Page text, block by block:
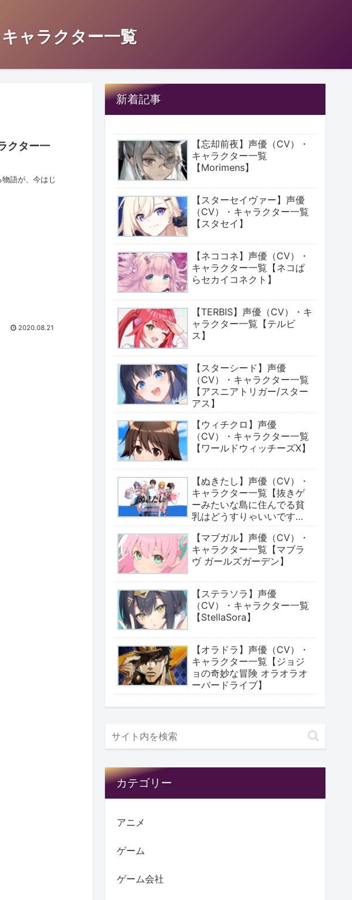
ャラクター一覧
クター一
語が、今はじ
2020.08.21
新着記事
【忘却前夜】声優（CV）・
キャラクター一覧
【Morimens】
【スターセイヴァー】声優
（CV）・キャラクター一覧
【スタセイ】
【ネココネ】声優（CV）・
キャラクター一覧【ネコぱ
らセカイコネクト】
【TERBIS】声優（CV）・キ
ャラクター一覧【テルビ
ス】
【スターシード】声優
（CV）・キャラクター一覧
【アスニアトリガー/スター
アス】
【ウィチクロ】声優
（CV）・キャラクター一覧
【ワールドウィッチーズX】
【ぬきたし】声優（CV）・
キャラクター一覧【抜きゲ
ーみたいな島に住んでる貧
乳はどうすりゃいいです
【マブガル】声優（CV）・
キャラクター一覧【マブラ
ヴ ガールズガーデン】
【ステラソラ】声優
（CV）・キャラクター一覧
【StellaSora】
【オラドラ】声優（CV）・
キャラクター一覧【ジョジ
ョの奇妙な冒険 オラオラオ
ーバードライブ】
カテゴリー
アニメ
ゲーム
ゲーム会社